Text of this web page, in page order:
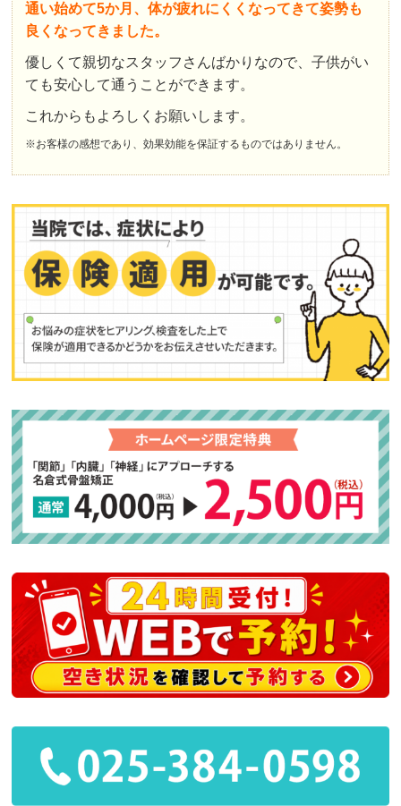
通い始めて5か月、体が疲れにくくなってきて姿勢も
良くなってきました。
優しくて親切なスタッフさんばかりなので、子供がい
ても安心して通うことができます。
これからもよろしくお願いします。
※お客様の感想であり、効果効能を保証するものではありません。